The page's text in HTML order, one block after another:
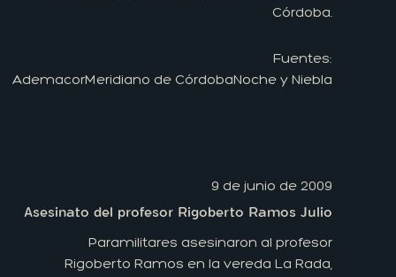
Córdoba.
Fuentes:
AdemacorMeridiano de CórdobaNoche y Niebla
9 de junio de 2009
Asesinato del profesor Rigoberto Ramos Julio
Paramilitares asesinaron al profesor
Rigoberto Ramos en la vereda La Rada,